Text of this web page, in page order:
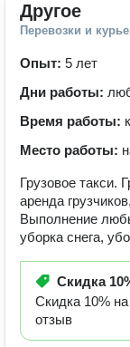
Другое
Перевозки и
Опыт: 5 лет
Дни работы:
Время работы:
Место работы:
Грузовое такси.
аренда
Выполнение
уборка снега,
Скидка
Скидка 10%
отзыв